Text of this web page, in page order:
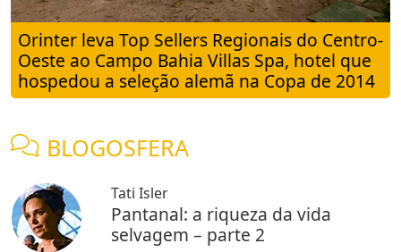
Orinter leva Top Sellers Regionais do Centro-
Oeste ao Campo Bahia Villas Spa, hotel que
hospedou a seleção alemã na Copa de 2014
BLOGOSFERA
Tati Isler
Pantanal: a riqueza da vida
selvagem – parte 2